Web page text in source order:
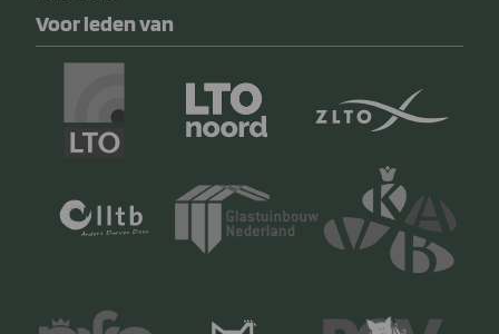
Voor leden van